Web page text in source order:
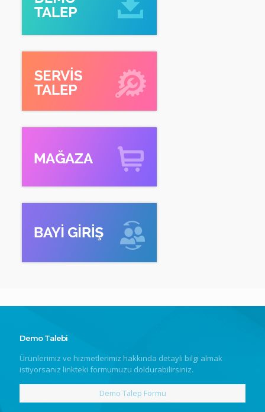
Demo Talebi
Ürünlerimiz ve hizmetlerimiz hakkında detaylı bilgi almak
istiyorsanız linkteki formumuzu doldurabilirsiniz.
Demo Talep Formu